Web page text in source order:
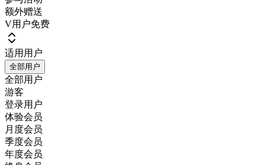
额外赠送
V用户免费
适用用户
全部用户
全部用户
游客
登录用户
体验会员
月度会员
季度会员
年度会员